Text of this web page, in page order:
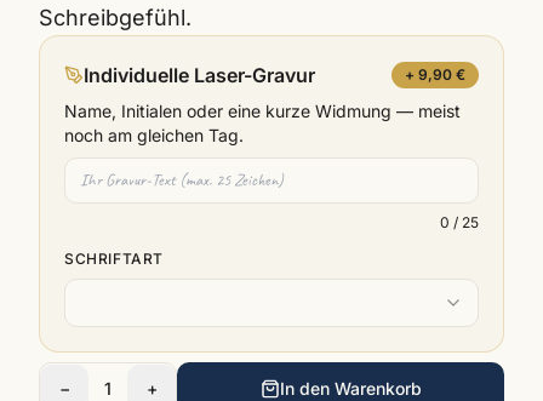
Schreibgefühl.
Individuelle Laser-Gravur + 9,90 €
Name, Initialen oder eine kurze Widmung — meist
noch am gleichen Tag.
0 / 25
SCHRIFTART
− 1 + In den Warenkorb